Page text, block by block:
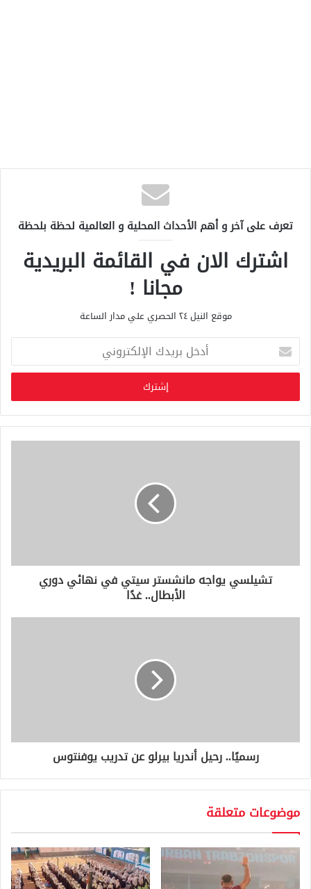
تعرف على آخر و أهم الأحداث المحلية و العالمية لحظة بلحظة
اشترك الان في القائمة البريدية
مجانا !
موقع النيل ٢٤ الحصري علي مدار الساعة
خ
ب
ر
ي
د
ر
تشيلسي يواجه مانشستر سيتي في نهائي دوري
الأبطال.. غدًا
رسميًا.. رحيل أندريا بيرلو عن تدريب يوفنتوس
موضوعات متعلقة